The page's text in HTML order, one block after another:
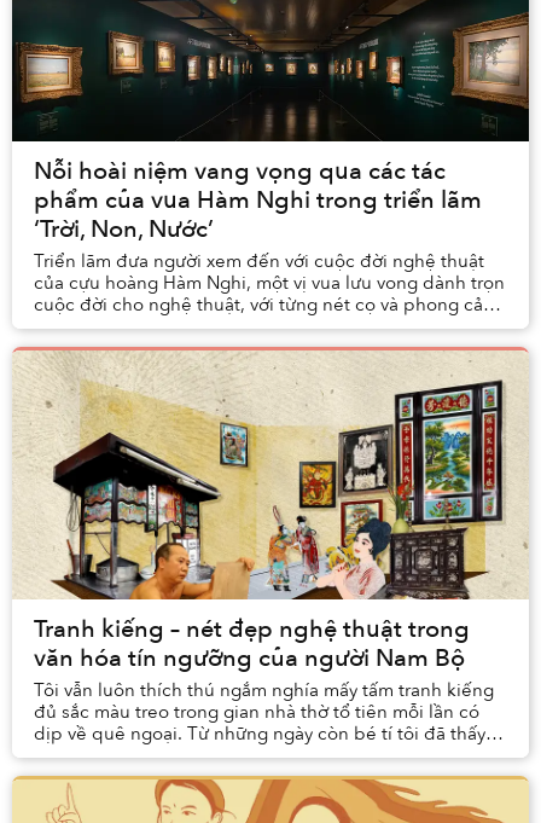
Nỗi hoài niệm vang vọng qua các tác
phẩm của vua Hàm Nghi trong triển lãm
‘Trời, Non, Nước’
Triển lãm đưa người xem đến với cuộc đời nghệ thuật
của cựu hoàng Hàm Nghi, một vị vua lưu vong dành trọn
cuộc đời cho nghệ thuật, với từng nét cọ và phong cảnh
thể hiện nỗi nhớ sâu đậm với quê hương ...
Tranh kiếng – nét đẹp nghệ thuật trong
văn hóa tín ngưỡng của người Nam Bộ
Tôi vẫn luôn thích thú ngắm nghía mấy tấm tranh kiếng
đủ sắc màu treo trong gian nhà thờ tổ tiên mỗi lần có
dịp về quê ngoại. Từ những ngày còn bé tí tôi đã thấy
những bức tranh vẫn luôn treo ở đó, nh...